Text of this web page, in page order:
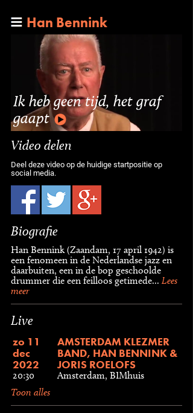
Han Bennink
Ik heb geen tijd, het graf
gaapt
Video delen
Deel deze video op de huidige startpositie op
social media.
Biografie
Han Bennink (Zaandam, 17 april 1942) is
een fenomeen in de Nederlandse jazz en
daarbuiten, een in de bop geschoolde
drummer die een feilloos getimede... Lees
meer
Live
zo 11
dec
2022
20:30
AMSTERDAM KLEZMER
BAND, HAN BENNINK &
JORIS ROELOFS
Amsterdam, BIMhuis
Toon alles